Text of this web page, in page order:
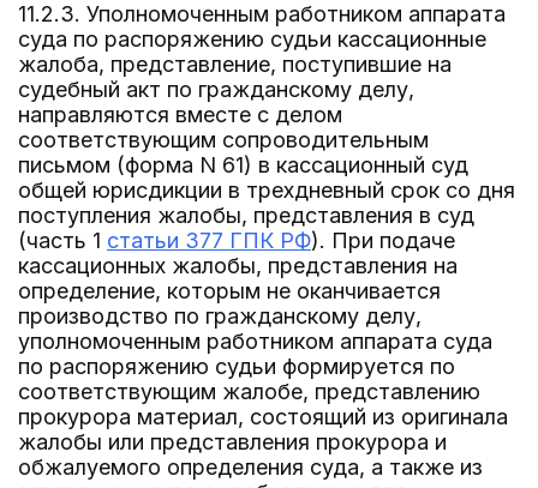
11.2.3. Уполномоченным работником аппарата
суда по распоряжению судьи кассационные
жалоба, представление, поступившие на
судебный акт по гражданскому делу,
направляются вместе с делом
соответствующим сопроводительным
письмом (форма N 61) в кассационный суд
общей юрисдикции в трехдневный срок со дня
поступления жалобы, представления в суд
(часть 1 статьи 377 ГПК РФ). При подаче
кассационных жалобы, представления на
определение, которым не оканчивается
производство по гражданскому делу,
уполномоченным работником аппарата суда
по распоряжению судьи формируется по
соответствующим жалобе, представлению
прокурора материал, состоящий из оригинала
жалобы или представления прокурора и
обжалуемого определения суда, а также из